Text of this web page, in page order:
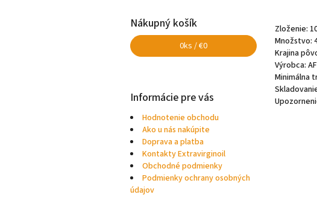
Nákupný košík
0ks /€0
Informácie pre vás
Hodnotenie obchodu
Ako u nás nakúpite
Doprava a platba
Kontakty Extravirginoil
Obchodné podmienky
Podmienky ochrany osobných
údajov
Zloženie:
Množstvo:
Krajina
Výrobca:
Minimálna